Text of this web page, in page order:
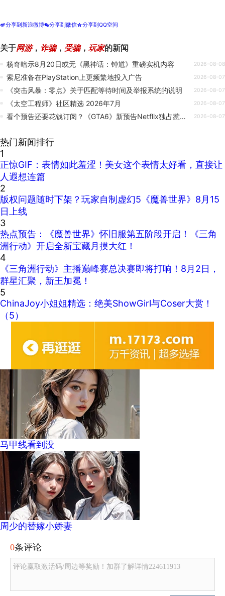
t分享到新浪微博w分享到微信z分享到QQ空间
关于网游， 诈骗， 受骗， 玩家的新闻
杨奇暗示8月20日或无《黑神话：钟馗》重磅实机内容 2026-08-08
索尼准备在PlayStation上更频繁地投入广告 2026-08-07
《突击风暴：零点》关于匹配等待时间及举报系统的说明 2026-08-07
《太空工程师》社区精选 2026年7月 2026-08-07
看个预告还要花钱订阅？《GTA6》新预告Netflix独占惹众怒 2026-08-07
热门新闻排行
1
正惊GIF：表情如此羞涩！美女这个表情太好看，直接让
人遐想连篇
2
版权问题随时下架？玩家自制虚幻5《魔兽世界》8月15
日上线
3
热点预告：《魔兽世界》怀旧服第五阶段开启！《三角
洲行动》开启全新宝藏月摸大红！
4
《三角洲行动》主播巅峰赛总决赛即将打响！8月2日，
群星汇聚，新王加冕！
5
ChinaJoy小姐姐精选：绝美ShowGirl与Coser大赏！
（5）
马甲线看到没
周少的替嫁小娇妻
0条评论
评论赢取激活码/周边等奖励！加群了解详情224611913